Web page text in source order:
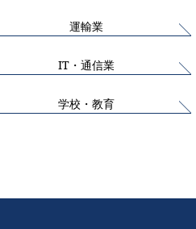
運輸業
IT・通信業
学校・教育